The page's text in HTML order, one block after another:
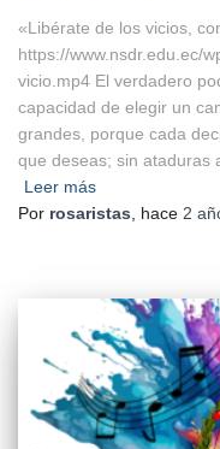
«Libérate de los vicios,
https://www.nsdr.edu.ec/
vicio.mp4 El verdadero
capacidad de elegir un
grandes, porque cada
que deseas; sin ataduras
Leer más
Por rosaristas, hace 2